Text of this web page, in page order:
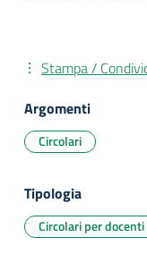
Stampa /
Argomenti
Circolari
Tipologia
Circolari per docenti